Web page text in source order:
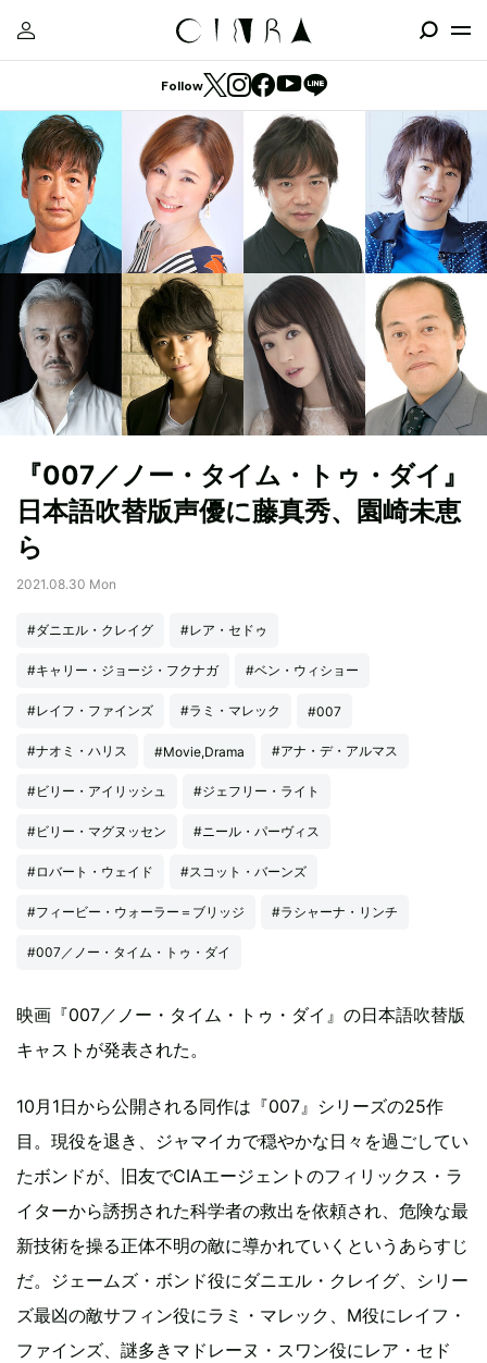
Follow
『007／ノー・タイム・トゥ・ダイ』
日本語吹替版声優に藤真秀、園崎未恵
ら
2021.08.30 Mon
#ダニエル・クレイグ #レア・セドゥ
#キャリー・ジョージ・フクナガ #ベン・ウィショー
#レイフ・ファインズ #ラミ・マレック #007
#ナオミ・ハリス #Movie,Drama #アナ・デ・アルマス
#ビリー・アイリッシュ #ジェフリー・ライト
#ビリー・マグヌッセン #ニール・パーヴィス
#ロバート・ウェイド #スコット・バーンズ
#フィービー・ウォーラー＝ブリッジ #ラシャーナ・リンチ
#007／ノー・タイム・トゥ・ダイ
映画『007／ノー・タイム・トゥ・ダイ』の日本語吹替版
キャストが発表された。
10月1日から公開される同作は『007』シリーズの25作
目。現役を退き、ジャマイカで穏やかな日々を過ごしてい
たボンドが、旧友でCIAエージェントのフィリックス・ラ
イターから誘拐された科学者の救出を依頼され、危険な最
新技術を操る正体不明の敵に導かれていくというあらすじ
だ。ジェームズ・ボンド役にダニエル・クレイグ、シリー
ズ最凶の敵サフィン役にラミ・マレック、M役にレイフ・
ファインズ、謎多きマドレーヌ・スワン役にレア・セド